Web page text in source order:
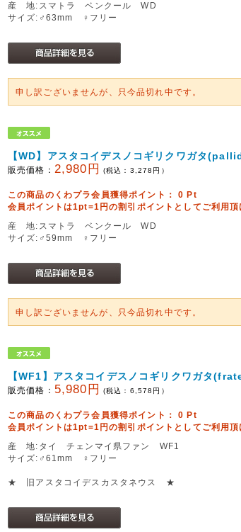
産 地:スマトラ ベンクール WD
サイズ:♂63mm ♀フリー
申し訳ございませんが、只今品切れ中です。
【WD】アスタコイデスノコギリクワガタ
販売価格： 2,980円 (税込： 3,278 円）
この商品のくわプラ会員獲得ポイント：0 Pt
会員ポイントは1pt=1円の割引ポイントとしてご利用頂
産 地:スマトラ ベンクール WD
サイズ:♂59mm ♀フリー
申し訳ございませんが、只今品切れ中です。
【WF1】アスタコイデスノコギリクワガタ
販売価格： 5,980円 (税込： 6,578 円）
この商品のくわプラ会員獲得ポイント：0 Pt
会員ポイントは1pt=1円の割引ポイントとしてご利用頂
産 地:タイ チェンマイ県ファン WF1
サイズ:♂61mm ♀フリー
★ 旧アスタコイデスカスタネウス ★